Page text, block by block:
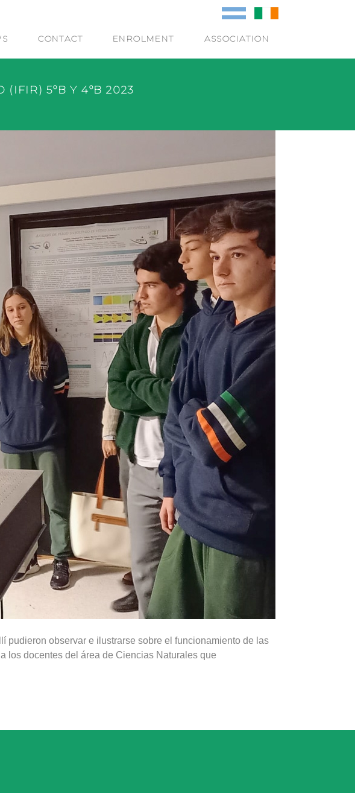
CONTACT ENROLMENT ASSOCIATION
(IFIR) 5ºB Y 4ºB 2023
pudieron observar e ilustrarse sobre el funcionamiento de las
los docentes del área de Ciencias Naturales que